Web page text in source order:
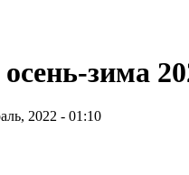
зима
2022 - 01:10